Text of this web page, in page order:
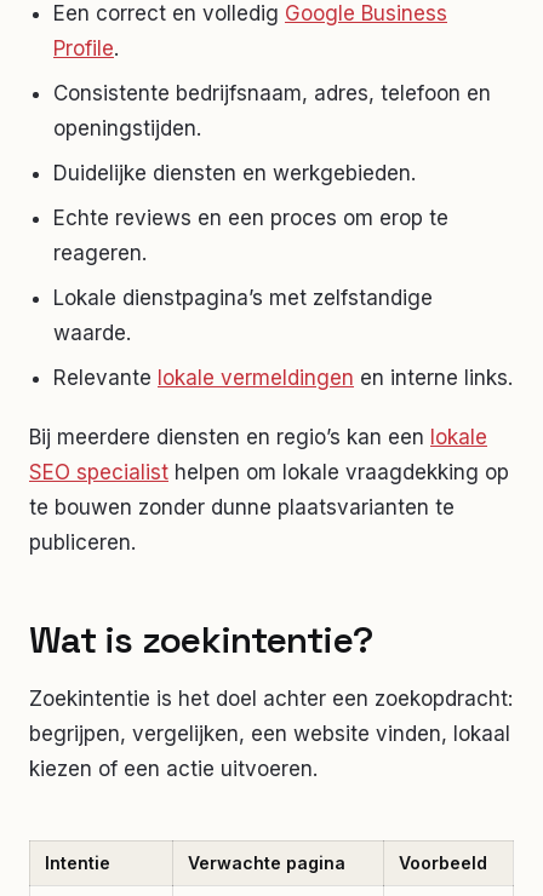
Een correct en volledig Google Business
Profile.
Consistente bedrijfsnaam, adres, telefoon en
openingstijden.
Duidelijke diensten en werkgebieden.
Echte reviews en een proces om erop te
reageren.
Lokale dienstpagina’s met zelfstandige
waarde.
Relevante lokale vermeldingen en interne links.
Bij meerdere diensten en regio’s kan een lokale
SEO specialist helpen om lokale vraagdekking op
te bouwen zonder dunne plaatsvarianten te
publiceren.
Wat is zoekintentie?
Zoekintentie is het doel achter een zoekopdracht:
begrijpen, vergelijken, een website vinden, lokaal
kiezen of een actie uitvoeren.
Intentie Verwachte pagina Voorbeeld